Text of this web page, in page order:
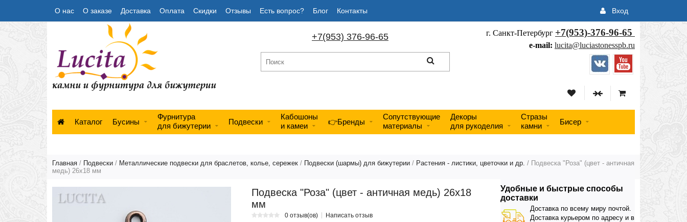
О нас О заказе Доставка Оплата Скидки Отзывы Есть вопрос? Блог Контакты Вход
г. Санкт-Петербург +7(953)-376-96-65
e-mail: lucita@luciastonesspb.ru
+7(953) 376-96-65
Каталог Бусины
Фурнитура
для бижутерии
Подвески
Кабошоны
и камеи
👉Бренды
Сопутствующие
материалы
Декоры
для рукоделия
Стразы
камни
Бисер
Главная / Подвески / Металлические подвески для браслетов, колье, сережек / Подвески (шармы) для бижутерии / Растения - листики, цветочки и др. / Подвеска "Роза" (цвет - античная
медь) 26х18 мм
Удобные и быстрые способы
доставки
Доставка по всему миру почтой.
Доставка курьером по адресу и в
Подвеска "Роза" (цвет - античная медь) 26х18
мм
0 отзыв(ов) Написать отзыв